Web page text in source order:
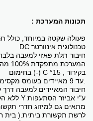
תכונות המערכת :
פעולה שקטה במיוחד, כולל
טכנולוגית אינוורטר DC
חיבור תלת פאזי למעבה
בקירור , C °15 (-) בחימום
.עד 9 מאיידים בעומס מקסימלי של 73000 BTU
חיבור המאיידים למעבה
ע"י אביזר הסתעפות Y ללא הלחמות.
מתאים גם למיזוג חדרי
לרשת תקשורת ביתית.( בית